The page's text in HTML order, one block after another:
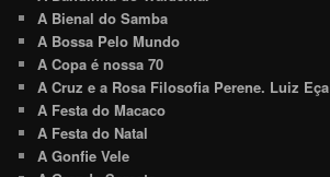
A Bienal do Samba
A Bossa Pelo Mundo
A Copa é nossa 70
A Cruz e a Rosa Filosofia Perene. Luiz Eça
A Festa do Macaco
A Festa do Natal
A Gonfie Vele